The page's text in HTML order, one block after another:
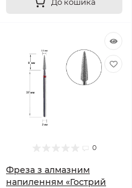
0
Фреза з алмазним
напиленням «Гострий